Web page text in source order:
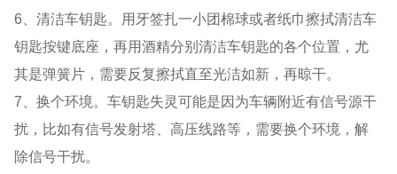
6、清洁车钥匙。用牙签扎一小团棉球或者纸巾擦拭清洁车
钥匙按键底座，再用酒精分别清洁车钥匙的各个位置，尤
其是弹簧片，需要反复擦拭直至光洁如新，再晾干。
7、换个环境。车钥匙失灵可能是因为车辆附近有信号源干
扰，比如有信号发射塔、高压线路等，需要换个环境，解
除信号干扰。